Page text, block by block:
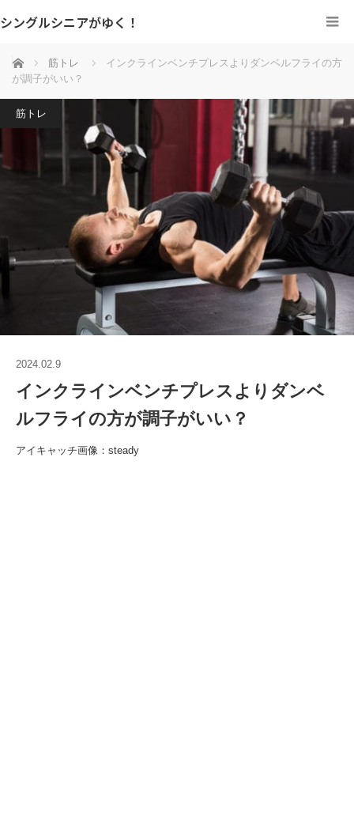
シングルシニアがゆく！
ホーム 筋トレ
インクラインベンチプレスよりダンベルフライの方
が調子がいい？
筋トレ
2024.02.9
インクラインベンチプレスよりダンベ
ルフライの方が調子がいい？
アイキャッチ画像：steady